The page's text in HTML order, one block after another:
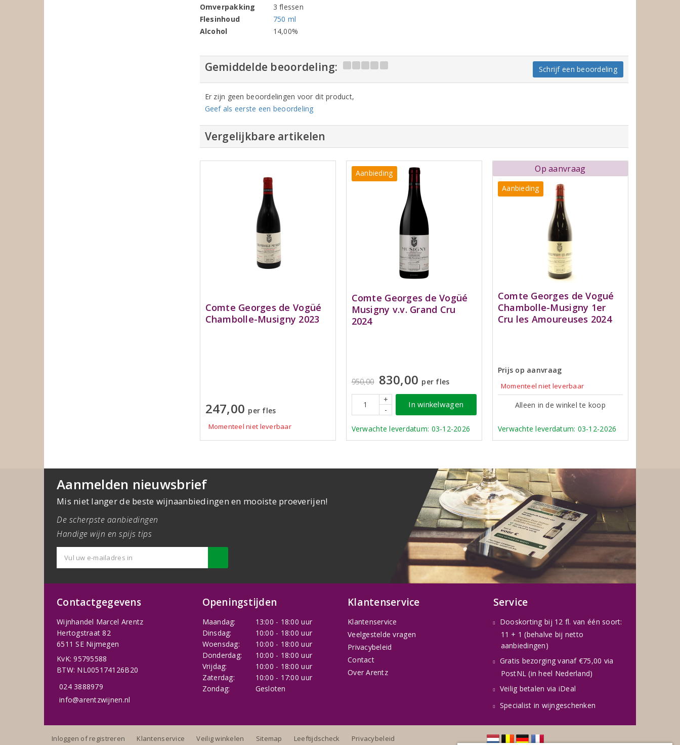
Omverpakking
3 flessen
Flesinhoud
750 ml
Alcohol
14,00%
Gemiddelde beoordeling: Schrijf een beoordeling
Er zijn geen beoordelingen voor dit product,
Geef als eerste een beoordeling
Vergelijkbare artikelen
Comte Georges de Vogüé
Chambolle-Musigny 2023
247,00 per fles
Momenteel niet leverbaar
Aanbieding
Comte Georges de Vogüé
Musigny v.v. Grand Cru
2024
950,00 830,00 per fles
+
-
In winkelwagen
Verwachte leverdatum: 03-12-2026
Op aanvraag
Aanbieding
Comte Georges de Vogué
Chambolle-Musigny 1er
Cru les Amoureuses 2024
Prijs op aanvraag
Momenteel niet leverbaar
Alleen in de winkel te koop
Verwachte leverdatum: 03-12-2026
Aanmelden nieuwsbrief
Mis niet langer de beste wijnaanbiedingen en mooiste proeverijen!
De scherpste aanbiedingen
Handige wijn en spijs tips
Contactgegevens
Wijnhandel Marcel Arentz
Hertogstraat 82
6511 SE Nijmegen
KvK: 95795588
BTW: NL005174126B20
024 3888979
info@arentzwijnen.nl
Openingstijden
Maandag:
13:00 - 18:00 uur
Dinsdag:
10:00 - 18:00 uur
Woensdag:
10:00 - 18:00 uur
Donderdag:
10:00 - 18:00 uur
Vrijdag:
10:00 - 18:00 uur
Zaterdag:
10:00 - 17:00 uur
Zondag:
Gesloten
Klantenservice
Klantenservice
Veelgestelde vragen
Privacybeleid
Contact
Over Arentz
Service
Dooskorting bij 12 fl. van één soort:
11 + 1 (behalve bij netto
aanbiedingen)
Gratis bezorging vanaf €75,00 via
PostNL (in heel Nederland)
Veilig betalen via iDeal
Specialist in wijngeschenken
Inloggen of registreren Klantenservice Veilig winkelen Sitemap Leeftijdscheck Privacybeleid